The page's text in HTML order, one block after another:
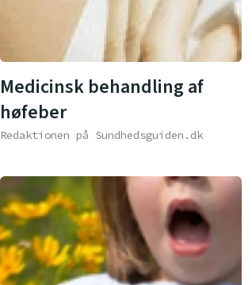
Medicinsk behandling af
høfeber
Redaktionen på Sundhedsguiden.dk